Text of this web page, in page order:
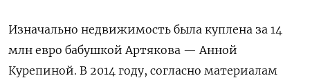
Изначально недвижимость была куплена за 14
млн евро бабушкой Артякова — Анной
Курепиной. В 2014 году, согласно материалам